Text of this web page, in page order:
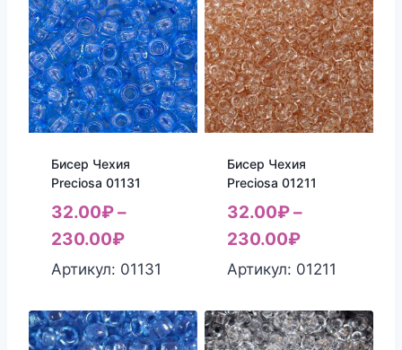
Бисер Чехия
Preciosa 01131
32.00₽–
230.00₽
Артикул: 01131
Бисер Чехия
Preciosa 01211
32.00₽–
230.00₽
Артикул: 01211